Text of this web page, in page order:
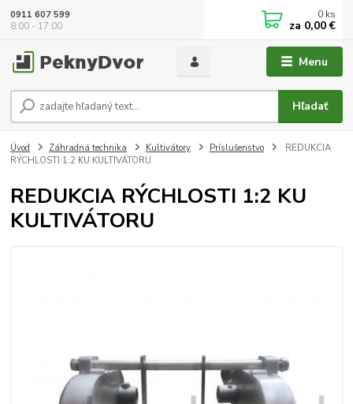
Menu
Hľadať
0911 607 599
8:00 - 17:00
0 ks
za 0,00 €
Úvod Záhradná technika Kultivátory Príslušenstvo
REDUKCIA
RÝCHLOSTI 1:2 KU KULTIVÁTORU
REDUKCIA RÝCHLOSTI 1:2 KU
KULTIVÁTORU